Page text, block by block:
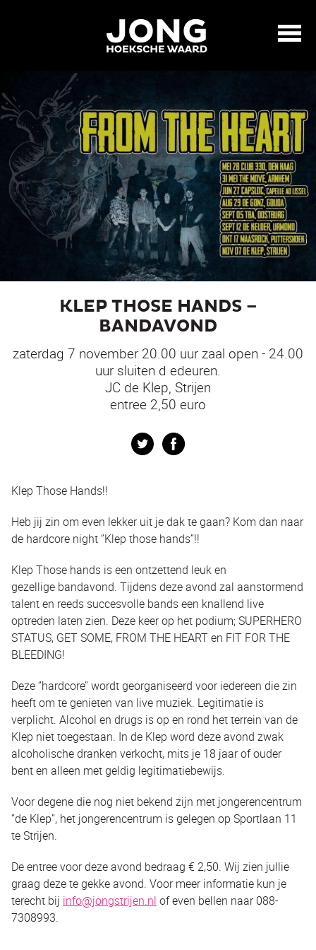
KLEP THOSE HANDS –
BANDAVOND
zaterdag 7 november 20.00 uur zaal open - 24.00
uur sluiten d edeuren.
JC de Klep, Strijen
entree 2,50 euro
Twitter
Klep Those Hands!!
Heb jij zin om even lekker uit je dak te gaan? Kom dan naar
de hardcore night ‘’Klep those hands’’!!
Klep Those hands is een ontzettend leuk en
gezellige bandavond. Tijdens deze avond zal aanstormend
talent en reeds succesvolle bands een knallend live
optreden laten zien. Deze keer op het podium; SUPERHERO
STATUS, GET SOME, FROM THE HEART en FIT FOR THE
BLEEDING!
Deze ‘’hardcore’’ wordt georganiseerd voor iedereen die zin
heeft om te genieten van live muziek. Legitimatie is
verplicht. Alcohol en drugs is op en rond het terrein van de
Klep niet toegestaan. In de Klep word deze avond zwak
alcoholische dranken verkocht, mits je 18 jaar of ouder
bent en alleen met geldig legitimatiebewijs.
Voor degene die nog niet bekend zijn met jongerencentrum
‘’de Klep’’, het jongerencentrum is gelegen op Sportlaan 11
te Strijen.
De entree voor deze avond bedraag € 2,50. Wij zien jullie
graag deze te gekke avond. Voor meer informatie kun je
terecht bij info@jongstrijen.nl of even bellen naar 088-
7308993.